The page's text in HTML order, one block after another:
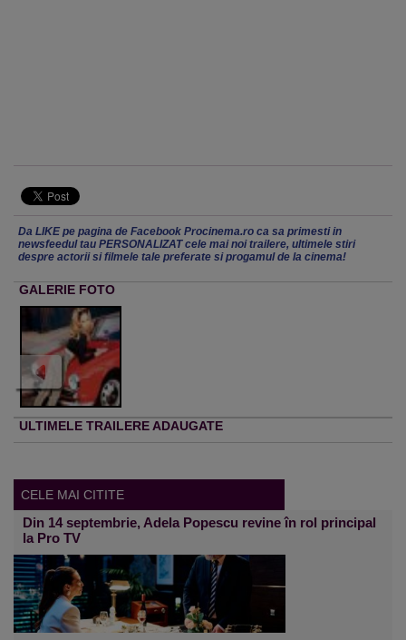
Da LIKE pe pagina de Facebook Procinema.ro ca sa primesti in
newsfeedul tau PERSONALIZAT cele mai noi trailere, ultimele stiri
despre actorii si filmele tale preferate si progamul de la cinema!
GALERIE FOTO
ULTIMELE TRAILERE ADAUGATE
CELE MAI CITITE
Din 14 septembrie, Adela Popescu revine în rol principal
la Pro TV